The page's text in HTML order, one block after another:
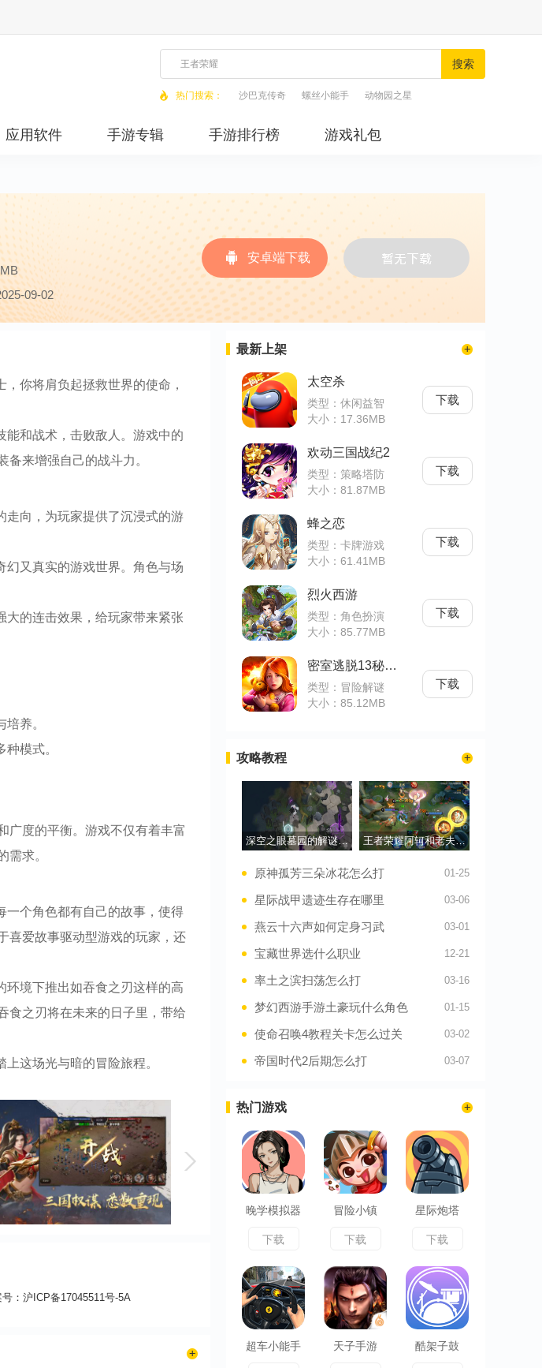
搜索
热门搜索： 沙巴克传奇 螺丝小能手 动物园之星
应用软件 手游专辑 手游排行榜 游戏礼包
09-02
安卓端下载
你将肩负起拯救世界的使命，
能和战术，击败敌人。游戏中的
来增强自己的战斗力。
走向，为玩家提供了沉浸式的游
幻又真实的游戏世界。角色与场
大的连击效果，给玩家带来紧张
养。
模式。
广度的平衡。游戏不仅有着丰富
需求。
一个角色都有自己的故事，使得
喜爱故事驱动型游戏的玩家，还
环境下推出如吞食之刃这样的高
食之刃将在未来的日子里，带给
这场光与暗的冒险旅程。
： 沪ICP备17045511号-5A
最新上架
太空杀
类型：休闲益智
大小：17.36MB
下载
欢动三国战纪2
类型：策略塔防
大小：81.87MB
下载
蜂之恋
类型：卡牌游戏
大小：61.41MB
下载
烈火西游
类型：角色扮演
大小：85.77MB
下载
密室逃脱13秘密任务
类型：冒险解谜
大小：85.12MB
下载
攻略教程
深空之眼墓园的解谜在哪 王者荣耀阿轲和老夫子如何出装
原神孤芳三朵冰花怎么打 01-25
星际战甲遗迹生存在哪里 03-06
燕云十六声如何定身习武 03-01
宝藏世界选什么职业 12-21
率土之滨扫荡怎么打 03-16
梦幻西游手游土豪玩什么角色 01-15
使命召唤4教程关卡怎么过关 03-02
帝国时代2后期怎么打 03-07
热门游戏
晚学模拟器
下载
冒险小镇
下载
星际炮塔
下载
超车小能手 天子手游 酷架子鼓